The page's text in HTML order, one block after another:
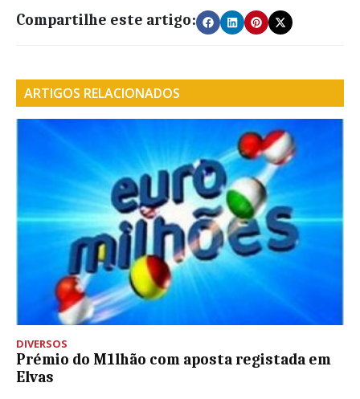
Compartilhe este artigo:
ARTIGOS RELACIONADOS
DIVERSOS
Prémio do M1lhão com aposta registada em
Elvas